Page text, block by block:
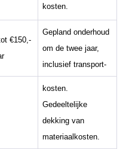
kosten.
€150,-
Gepland onderhoud
om de twee jaar,
inclusief transport-
kosten.
Gedeeltelijke
dekking van
materiaalkosten.